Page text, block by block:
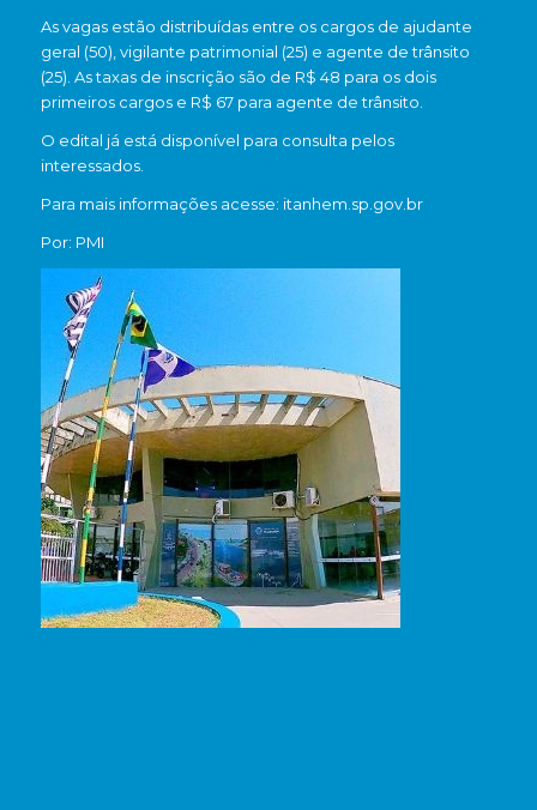
As vagas estão distribuídas entre os cargos de ajudante
geral (50), vigilante patrimonial (25) e agente de trânsito
(25). As taxas de inscrição são de R$ 48 para os dois
primeiros cargos e R$ 67 para agente de trânsito.
O edital já está disponível para consulta pelos
interessados.
Para mais informações acesse: itanhem.sp.gov.br
Por: PMI